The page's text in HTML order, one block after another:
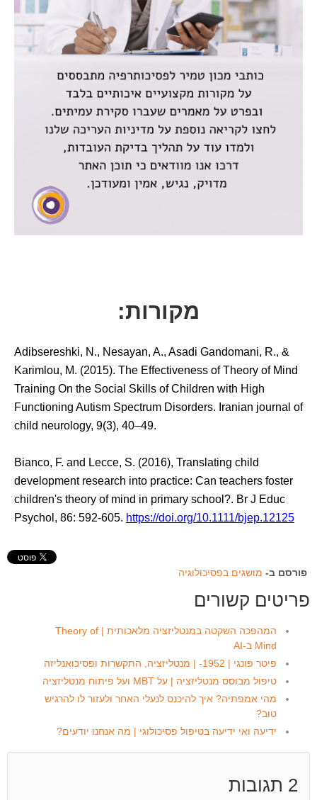
מקורות:
Adibsereshki, N., Nesayan, A., Asadi Gandomani, R., &
Karimlou, M. (2015). The Effectiveness of Theory of Mind
Training On the Social Skills of Children with High
Functioning Autism Spectrum Disorders. Iranian journal of
child neurology, 9(3), 40–49.
Bianco, F. and Lecce, S. (2016), Translating child
development research into practice: Can teachers foster
children's theory of mind in primary school?. Br J Educ
Psychol, 86: 592-605. https://doi.org/10.1111/bjep.12125
פורסם ב- מושגים בפסיכולוגיה
פריטים קשורים
המהפכה השקטה במנטליזציה מלאכותית | Theory of
Mind ב-AI
פיטר פונגי | 1952- | מנטליזציה, התקשרות ופסיכואנליזה
טיפול מבוסס מנטליזציה | על MBT ועל פיתוח מנטליזציה
מהי אמפתיה? איך להיכנס לנעלי האחר ולעזור לו להרגיש
טוב?
ידיעה ואי ידיעה בטיפול פסיכולוגי | מה אנחנו יודעים?
2 תגובות